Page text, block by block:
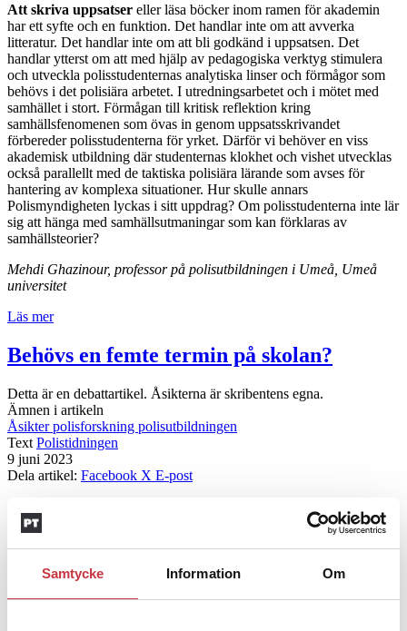
Samtycke Information Om
Att skriva uppsatser eller läsa böcker inom ramen för akademin
har ett syfte och en funktion. Det handlar inte om att avverka
litteratur. Det handlar inte om att bli godkänd i uppsatsen. Det
handlar ytterst om att med hjälp av pedagogiska verktyg stimulera
och utveckla polisstudenternas analytiska linser och förmågor som
behövs i det polisiära arbetet. I utredningsarbetet och i mötet med
samhället i stort. Förmågan till kritisk reflektion kring
samhällsfenomenen som övas in genom uppsatsskrivandet
förbereder polisstudenterna för yrket. Därför vi behöver en viss
akademisk utbildning där studenternas klokhet och vishet utvecklas
också parallellt med de taktiska polisiära lärande som avses för
hantering av komplexa situationer. Hur skulle annars
Polismyndigheten lyckas i sitt uppdrag? Om polisstudenterna inte lär
sig att hänga med samhällsutmaningar som kan förklaras av
samhällsteorier?
Mehdi Ghazinour, professor på polisutbildningen i Umeå, Umeå
universitet
Läs mer
Behövs en femte termin på skolan?
Detta är en debattartikel. Åsikterna är skribentens egna.
Ämnen i artikeln
Åsikterpolisforskning polisutbildningen
Text Polistidningen
9 juni 2023
Dela artikel: Facebook X E-post
Andra läser
3 juni 2026
Klart: Ingångslönen höjs med 2 300
kronor